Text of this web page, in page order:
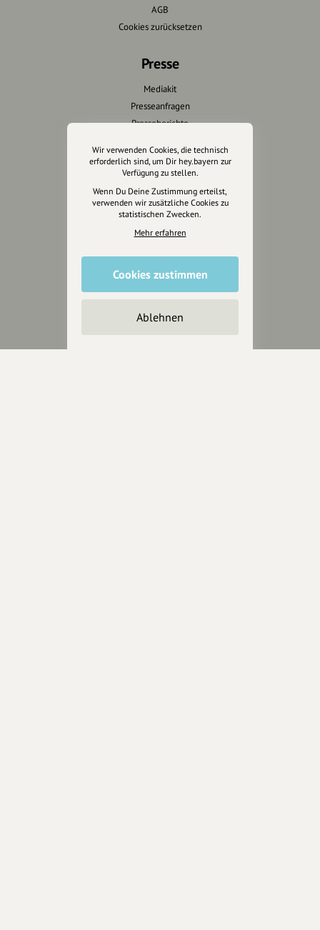
AGB
Cookies zurücksetzen
Presse
Mediakit
Presseanfragen
Presseberichte
Wir unterstützen Euch
Fotografie & mehr
Marketing
Design & Branding
Anakin Design
Unterstütze
unsere Plattform
Wir verwenden Cookies, die technisch
erforderlich sind, um Dir hey.bayern zur
Verfügung zu stellen.
Wenn Du Deine Zustimmung erteilst,
verwenden wir zusätzliche Cookies zu
statistischen Zwecken.
Mehr erfahren
Cookies zustimmen
Ablehnen